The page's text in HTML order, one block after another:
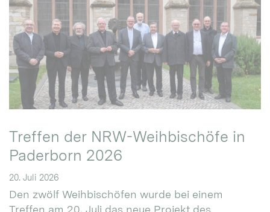
Treffen der NRW-Weihbischöfe in
Paderborn 2026
20. Juli 2026
Den zwölf Weihbischöfen wurde bei einem